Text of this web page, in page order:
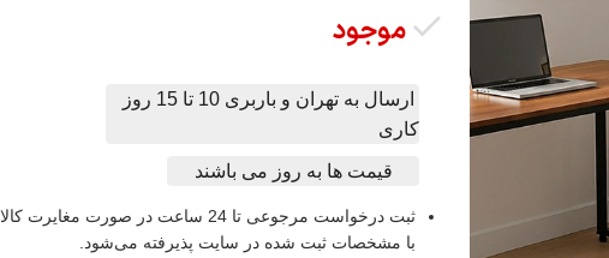
موجود
ارسال به تهران و باربری 10 تا 15 روز
کاری
قیمت ها به روز می باشند
ثبت درخواست مرجوعی تا 24 ساعت در صورت مغایرت کالا
با مشخصات ثبت شده در سایت پذیرفته می‌شود.